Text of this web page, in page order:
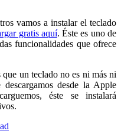
vamos a instalar el teclado
gratis aquí. Éste es uno de
funcionalidades que ofrece
un teclado no es ni más ni
desde la Apple
éste se instalará